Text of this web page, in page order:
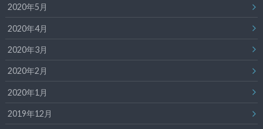
2020年5月
2020年4月
2020年3月
2020年2月
2020年1月
2019年12月